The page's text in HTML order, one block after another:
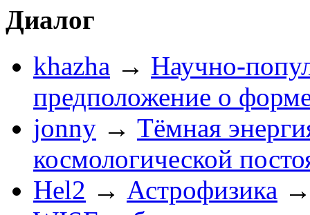
Диалог
khazha → Научно-
предположение о
jonny → Тёмная
космологической
Hel2 → Астрофизика